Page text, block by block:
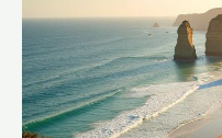
que
La
Baule,
plus